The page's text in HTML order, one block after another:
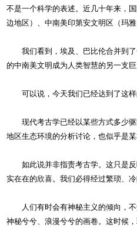
不是一个科学的表述。近几十年来，
边地区）、中南美印第安文明区（玛雅
我们看到，埃及、巴比伦合并到了
的中南美文明成为人类智慧的另一支
可以说，今天我们已经达到了这样
现代考古学已经以某些方式多少驱
地区生态环境的分析讨论，也似乎是
如此说并非指责考古学。这只是反
实在在的欣喜。我们必得经过繁琐、
人们有时会有神秘主义的倾向，不
神秘兮兮、浪漫兮兮的画卷。这时候